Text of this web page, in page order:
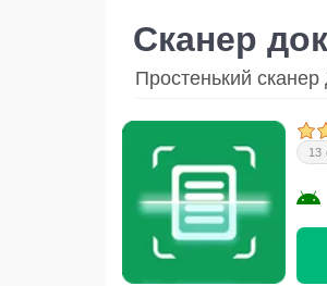
Сканер
Простенький сканер
13